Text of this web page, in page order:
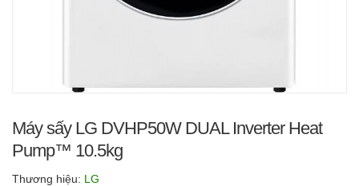
Máy sấy LG DVHP50W DUAL Inverter Heat
Pump™ 10.5kg
Thương hiệu: LG